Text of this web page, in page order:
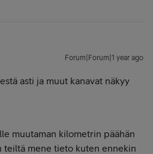
Forum|Forum|1 year ago
asti ja muut kanavat näkyy
muutaman kilometrin päähän
teiltä mene tieto kuten ennekin